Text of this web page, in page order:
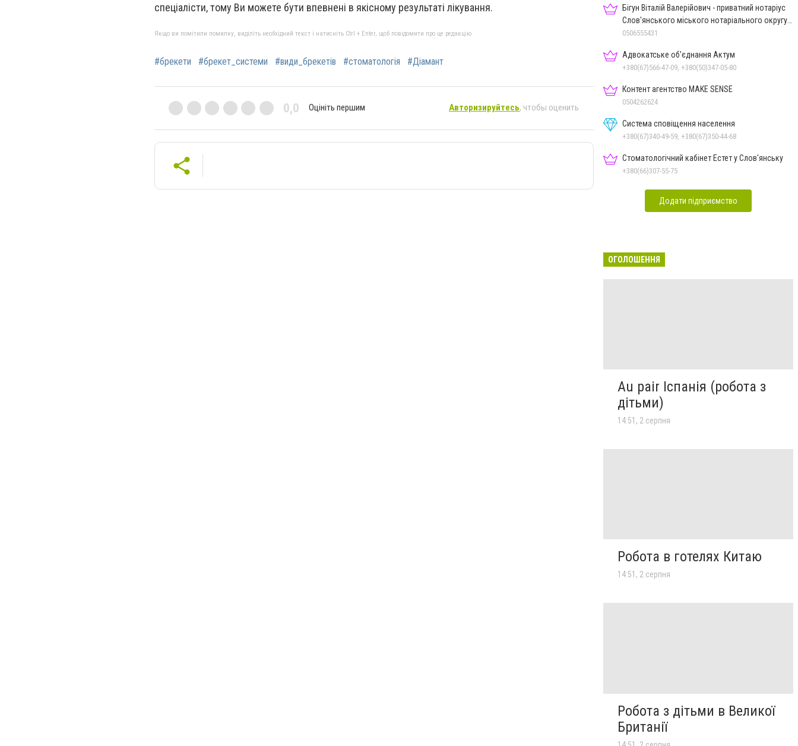
спеціалісти, тому Ви можете бути впевнені в якісному результаті лікування.
Якщо ви помітили помилку, виділіть необхідний текст і натисніть Ctrl + Enter, щоб повідомити про це редакцію
#брекети #брекет_системи #види_брекетів #стоматологія #Діамант
0,0 Оцініть першим Авторизируйтесь, чтобы оценить
Бігун Віталій Валерійович - приватний нотаріус
Слов'янського міського нотаріального округу
Дон.обл.
0506555431
Адвокатське об'єднання Актум
+380(67)566-47-09, +380(50)347-05-80
Контент агентство MAKE SENSE
0504262624
Система сповіщення населення
+380(67)340-49-59, +380(67)350-44-68
Стоматологічний кабінет Естет у Слов'янську
+380(66)307-55-75
Додати підприємство
ОГОЛОШЕННЯ
Au pair Іспанія (робота з
дітьми)
14:51, 2 серпня
Робота в готелях Китаю
14:51, 2 серпня
Робота з дітьми в Великої
Британії